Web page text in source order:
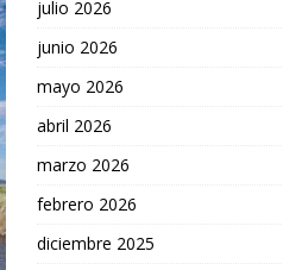
julio 2026
junio 2026
mayo 2026
abril 2026
marzo 2026
febrero 2026
diciembre 2025